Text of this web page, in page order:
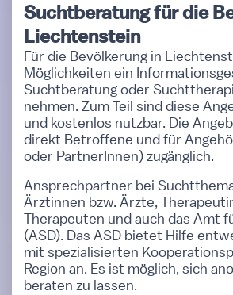
Suchtberatung für die
Liechtenstein
Für die Bevölkerung in
Möglichkeiten ein
Suchtberatung oder
nehmen. Zum Teil sind diese
und kostenlos nutzbar. Die
direkt Betroffene und für
oder PartnerInnen) zugänglich.
Ansprechpartner bei
Ärztinnen bzw. Ärzte,
Therapeuten und auch das Amt
(ASD). Das ASD bietet Hilfe
mit spezialisierten
Region an. Es ist möglich, sich
beraten zu lassen.